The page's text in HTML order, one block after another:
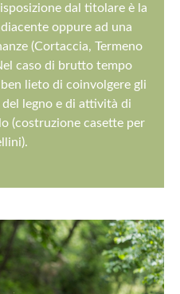
dal titolare è la
oppure ad una
(Cortaccia, Termeno
caso di brutto tempo
lieto di coinvolgere gli
legno e di attività di
(costruzione casette per